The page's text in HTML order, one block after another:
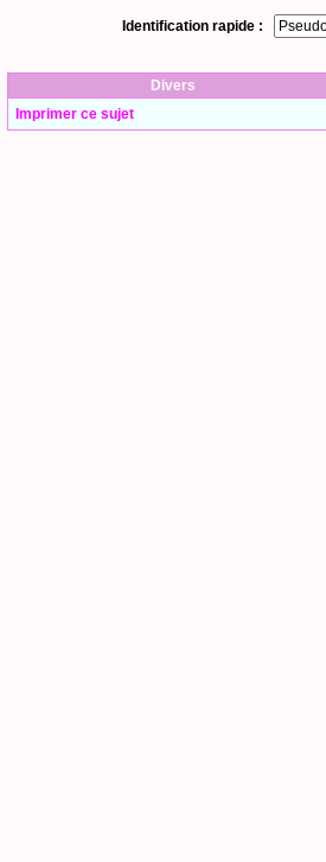
Identification rapide :
Divers
Imprimer ce sujet